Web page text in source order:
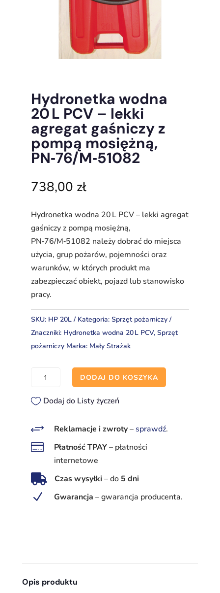
Hydronetka wodna
20 L PCV – lekki
agregat gaśniczy z
pompą mosiężną,
PN‑76/M‑51082
738,00 zł
Hydronetka wodna 20 L PCV – lekki agregat
gaśniczy z pompą mosiężną,
PN‑76/M‑51082 należy dobrać do miejsca
użycia, grup pożarów, pojemności oraz
warunków, w których produkt ma
zabezpieczać obiekt, pojazd lub stanowisko
pracy.
SKU: HP 20L Kategoria: Sprzęt pożarniczy
Znaczniki: Hydronetka wodna 20 L PCV, Sprzęt
pożarniczy Marka: Mały Strażak
ilość
wodna
PCV
–
lekki
agregat
gaśniczy
DODAJ DO KOSZYKA
Dodaj do Listy życzeń
+ Reklamacje i zwroty–sprawdź.
 Płatność TPAY– płatności
internetowe
 Czas wysyłki–do 5 dni
N Gwarancja –gwarancja producenta.
Opis produktu